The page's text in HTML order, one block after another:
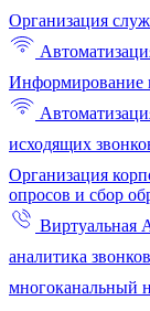
Организация
Информирование
исходящих
Организация
опросов и сбор
Виртуальная
аналитика звонков
многоканальный